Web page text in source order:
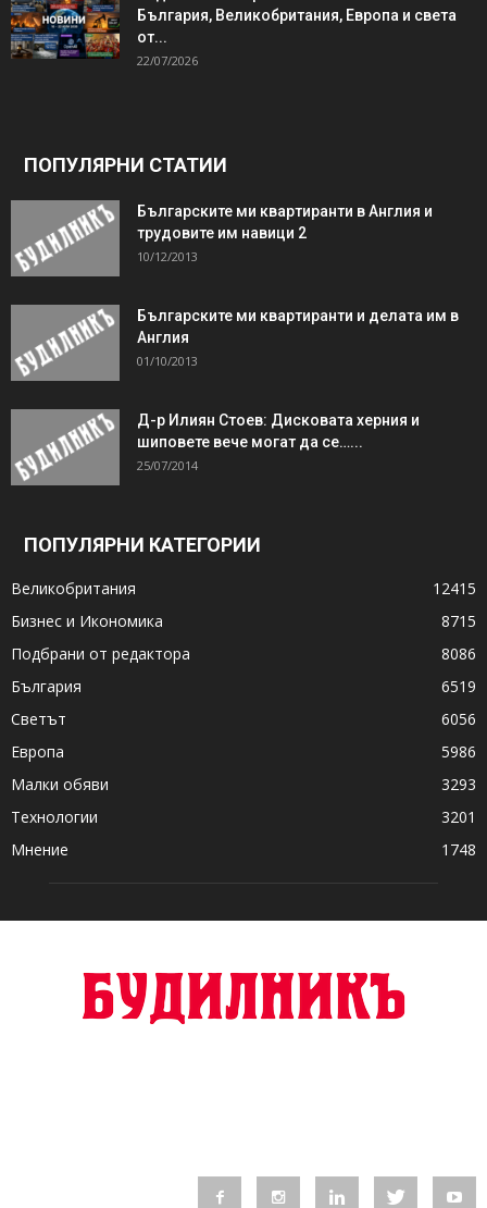
България, Великобритания, Европа и света
от...
22/07/2026
ПОПУЛЯРНИ СТАТИИ
Българските ми квартиранти в Англия и
трудовите им навици 2
10/12/2013
Българските ми квартиранти и делата им в
Англия
01/10/2013
Д-р Илиян Стоев: Дисковата херния и
шиповете вече могат да се…...
25/07/2014
ПОПУЛЯРНИ КАТЕГОРИИ
Великобритания
12415
Бизнес и Икономика
8715
Подбрани от редактора
8086
България
6519
Светът
6056
Европа
5986
Малки обяви
3293
Технологии
3201
Мнение
1748